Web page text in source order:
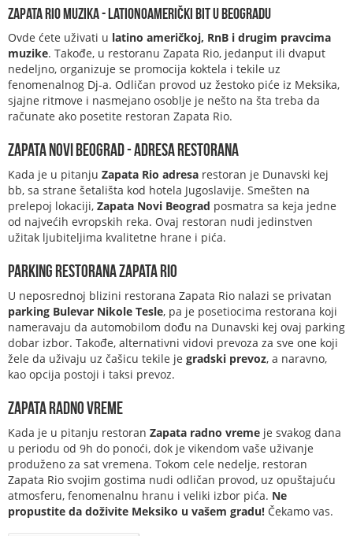
Zapata Rio muzika - lationoamerički bit u Beogradu
Ovde ćete uživati u latino američkoj, RnB i drugim pravcima
muzike. Takođe, u restoranu Zapata Rio, jedanput ili dvaput
nedeljno, organizuje se promocija koktela i tekile uz
fenomenalnog Dj-a. Odličan provod uz žestoko piće iz Meksika,
sjajne ritmove i nasmejano osoblje je nešto na šta treba da
računate ako posetite restoran Zapata Rio.
Zapata Novi Beograd - adresa restorana
Kada je u pitanju Zapata Rio adresa restoran je Dunavski kej
bb, sa strane šetališta kod hotela Jugoslavije. Smešten na
prelepoj lokaciji, Zapata Novi Beograd posmatra sa keja jedne
od najvećih evropskih reka. Ovaj restoran nudi jedinstven
užitak ljubiteljima kvalitetne hrane i pića.
Parking restorana Zapata Rio
U neposrednoj blizini restorana Zapata Rio nalazi se privatan
parking Bulevar Nikole Tesle, pa je posetiocima restorana koji
nameravaju da automobilom dođu na Dunavski kej ovaj parking
dobar izbor. Takođe, alternativni vidovi prevoza za sve one koji
žele da uživaju uz čašicu tekile je gradski prevoz, a naravno,
kao opcija postoji i taksi prevoz.
Zapata radno vreme
Kada je u pitanju restoran Zapata radno vreme je svakog dana
u periodu od 9h do ponoći, dok je vikendom vaše uživanje
produženo za sat vremena. Tokom cele nedelje, restoran
Zapata Rio svojim gostima nudi odličan provod, uz opuštajuću
atmosferu, fenomenalnu hranu i veliki izbor pića. Ne
propustite da doživite Meksiko u vašem gradu! Čekamo vas.